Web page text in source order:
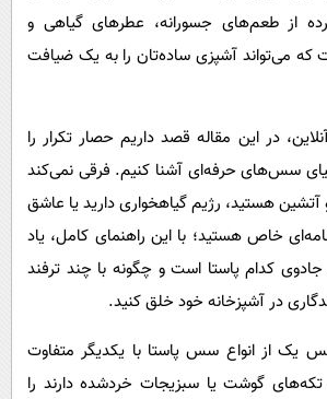
اجتماعی
حیات وحش
سیاست خارجی
از طعم‌های جسورانه، عطرهای گیاهی و
می‌تواند آشپزی ساده‌تان را به یک ضیافت
در این مقاله قصد داریم حصار تکرار را
سس‌های حرفه‌ای آشنا کنیم. فرقی نمی‌کند
هستید، رژیم گیاهخواری دارید یا عاشق
خاص هستید؛ با این راهنمای کامل، یاد
کدام پاستا است و چگونه با چند ترفند
در آشپزخانه خود خلق کنید.
از انواع سس پاستا با یکدیگر متفاوت
گوشت یا سبزیجات خردشده دارند را